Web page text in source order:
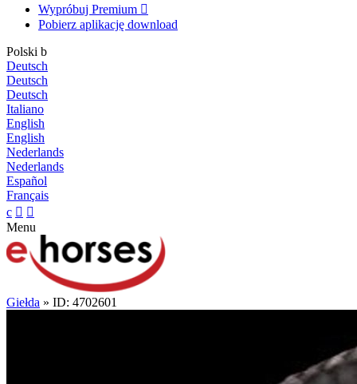
Wypróbuj Premium 
Pobierz aplikację download
Polski b
Deutsch
Deutsch
Deutsch
Italiano
English
English
Nederlands
Nederlands
Español
Français
c  
Menu
Giełda » ID: 4702601